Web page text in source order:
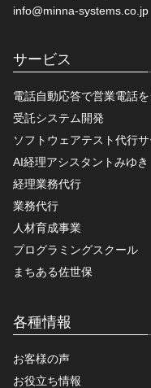
info@minna-systems.co.jp
サービス
電話自動応答で営業電話
受託システム開発
ソフトウェアテスト代行
AI経理アシスタントみゆき
経理業務代行
業務代行
人材育成事業
プログラミングスクール
まちある佐世保
各種情報
お客様の声
お役立ち情報